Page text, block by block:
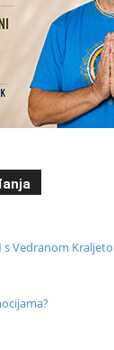
s Vedranom